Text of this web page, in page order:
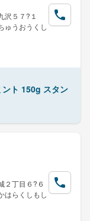
沢５７?１
ゅうおうくし
ト 150g スタン
２丁目６?６
はらくしもし